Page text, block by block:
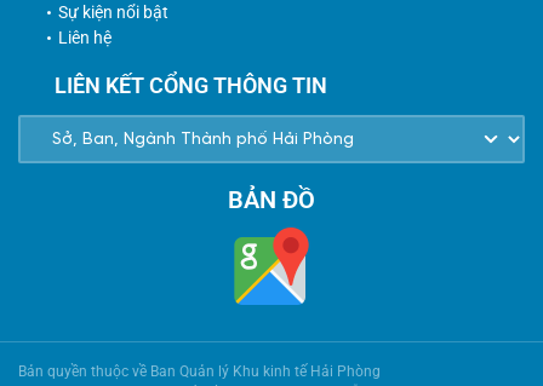
Sự kiện nổi bật
Liên hệ
LIÊN KẾT CỔNG THÔNG TIN
BẢN ĐỒ
Bản quyền thuộc về Ban Quản lý Khu kinh tế Hải Phòng